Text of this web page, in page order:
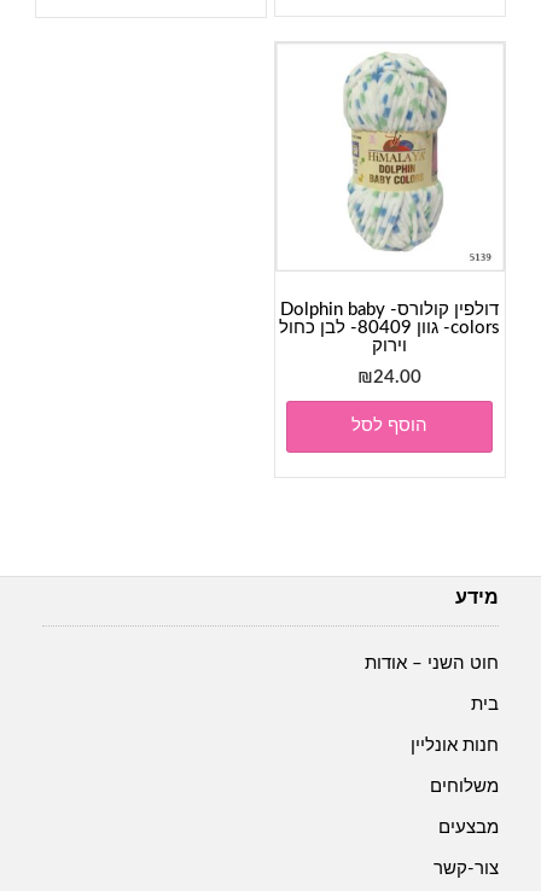
דולפין קולורס- Dolphin baby
colors- גוון 80409- לבן כחול
וירוק
₪24.00
הוסף לסל
מידע
חוט השני – אודות
בית
חנות אונליין
משלוחים
מבצעים
צור-קשר